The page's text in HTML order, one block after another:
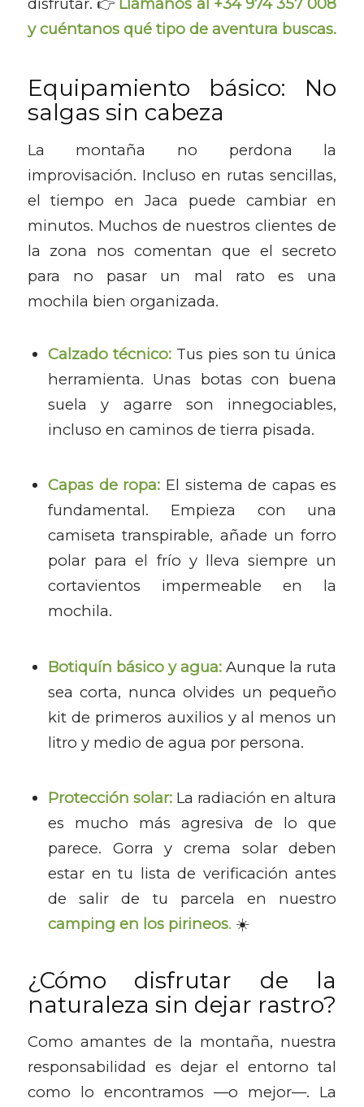
disfrutar. 👉 Llámanos al +34 974 357 008
y cuéntanos qué tipo de aventura buscas.
Equipamiento básico: No
salgas sin cabeza
La montaña no perdona la
improvisación. Incluso en rutas sencillas,
el tiempo en Jaca puede cambiar en
minutos. Muchos de nuestros clientes de
la zona nos comentan que el secreto
para no pasar un mal rato es una
mochila bien organizada.
Calzado técnico:Tus pies son tu única
herramienta. Unas botas con buena
suela y agarre son innegociables,
incluso en caminos de tierra pisada.
Capas de ropa: El sistema de capas es
fundamental. Empieza con una
camiseta transpirable, añade un forro
polar para el frío y lleva siempre un
cortavientos impermeable en la
mochila.
Botiquín básico y agua: Aunque la ruta
sea corta, nunca olvides un pequeño
kit de primeros auxilios y al menos un
litro y medio de agua por persona.
Protección solar: La radiación en altura
es mucho más agresiva de lo que
parece. Gorra y crema solar deben
estar en tu lista de verificación antes
de salir de tu parcela en nuestro
camping en los pirineos. ☀️
¿Cómo disfrutar de la
naturaleza sin dejar rastro?
Como amantes de la montaña, nuestra
responsabilidad es dejar el entorno tal
como lo encontramos —o mejor—. La